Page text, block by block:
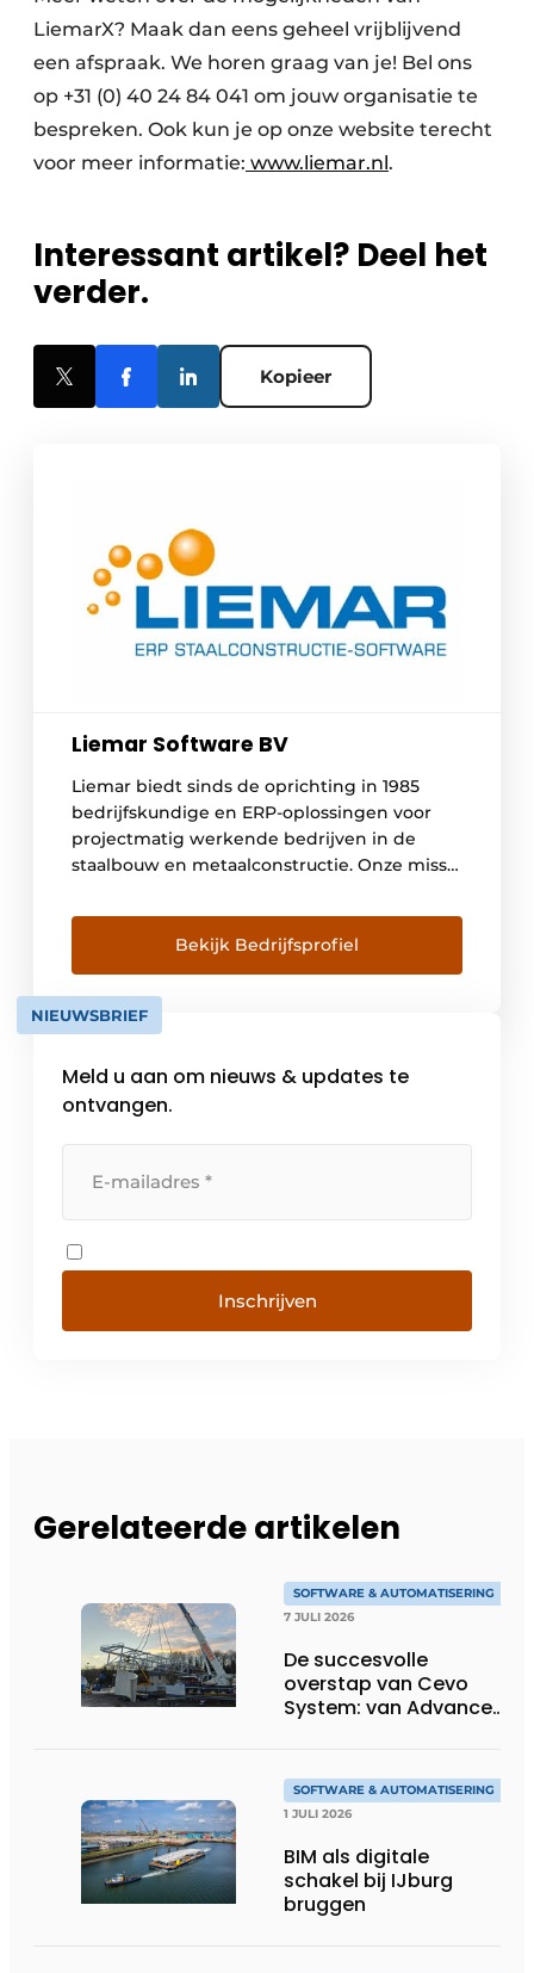
LiemarX? Maak dan eens geheel vrijblijvend
een afspraak. We horen graag van je! Bel ons
op +31 (0) 40 24 84 041 om jouw organisatie te
bespreken. Ook kun je op onze website terecht
voor meer informatie: www.liemar.nl.
Interessant artikel? Deel het
verder.
Kopieer
Liemar Software BV
Liemar biedt sinds de oprichting in 1985
bedrijfskundige en ERP-oplossingen voor
projectmatig werkende bedrijven in de
staalbouw en metaalconstructie. Onze missie
te optimaliseren en samen meer inzicht te
creëren. Dat leidt tot meer rust en
rendement, zowel bij de ondernemer als bij
werknemers. Met het ‘Nieuwe Rendement
[…]
Bekijk Bedrijfsprofiel
NIEUWSBRIEF
Meld u aan om nieuws & updates te
ontvangen.
Inschrijven
Gerelateerde artikelen
SOFTWARE & AUTOMATISERING
7 JULI 2026
De succesvolle
overstap van Cevo
System: van Advance
SOFTWARE & AUTOMATISERING
1 JULI 2026
BIM als digitale
schakel bij IJburg
bruggen